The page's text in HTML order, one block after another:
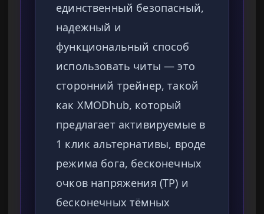
единственный безопасный,
надежный и
функциональный способ
использовать читы — это
сторонний трейнер, такой
как XMODhub, который
предлагает активируемые в
1 клик альтернативы, вроде
режима бога, бесконечных
очков напряжения (TP) и
бесконечных тёмных